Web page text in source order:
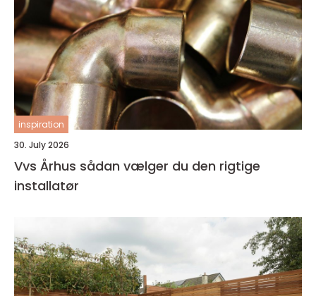
inspiration
30. July 2026
Vvs Århus sådan vælger du den rigtige
installatør